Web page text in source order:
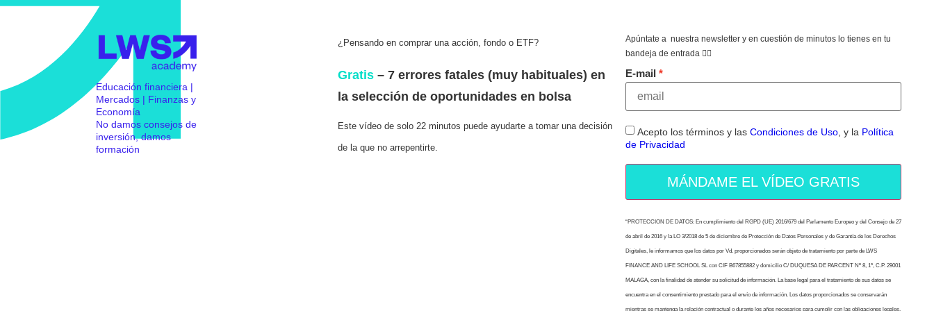
Educación financiera |
Mercados | Finanzas y
Economía
No damos consejos de
inversión, damos
formación
¿Pensando en comprar una acción, fondo o ETF?
Gratis– 7 errores fatales (muy habituales) en
la selección de oportunidades en bolsa
Este vídeo de solo 22 minutos puede ayudarte a tomar una decisión
de la que no arrepentirte.
Apúntate a nuestra newsletter y en cuestión de minutos lo tienes en tu
bandeja de entrada 👇🏻
E-mail
Acepto los términos y las Condiciones de Uso, y la Política
de Privacidad
MÁNDAME EL VÍDEO GRATIS
“PROTECCION DE DATOS: En cumplimiento del RGPD (UE) 2016/679 del Parlamento Europeo y del Consejo de 27
de abril de 2016 y la LO 3/2018 de 5 de diciembre de Protección de Datos Personales y de Garantía de los Derechos
Digitales, le informamos que los datos por Vd. proporcionados serán objeto de tratamiento por parte de LWS
FINANCE AND LIFE SCHOOL SL con CIF B67855882 y domicilio C/ DUQUESA DE PARCENT Nº 8, 1º, C.P. 29001
MALAGA, con la finalidad de atender su solicitud de información. La base legal para el tratamiento de sus datos se
encuentra en el consentimiento prestado para el envío de información. Los datos proporcionados se conservarán
mientras se mantenga la relación contractual o durante los años necesarios para cumplir con las obligaciones legales.